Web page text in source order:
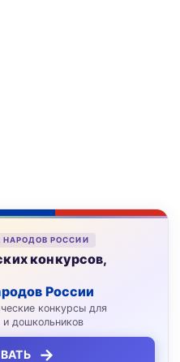
НАРОДОВ РОССИИ
конкурсов,
России
конкурсы для
и дошкольников
→